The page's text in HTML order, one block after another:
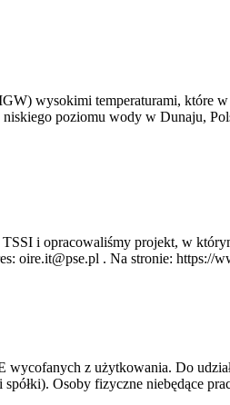
wysokimi temperaturami, które
poziomu wody w Dunaju,
i opracowaliśmy projekt, w
oire.it@pse.pl . Na stronie:
wycofanych z użytkowania. Do
Osoby fizyczne niebędące